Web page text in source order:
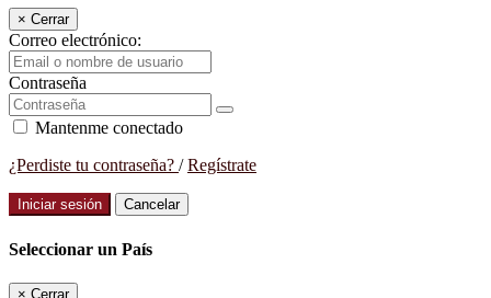
× Cerrar
Correo electrónico:
Contraseña
Mantenme conectado
¿Perdiste tu contraseña? /Regístrate
Iniciar sesión Cancelar
Seleccionar un País
× Cerrar